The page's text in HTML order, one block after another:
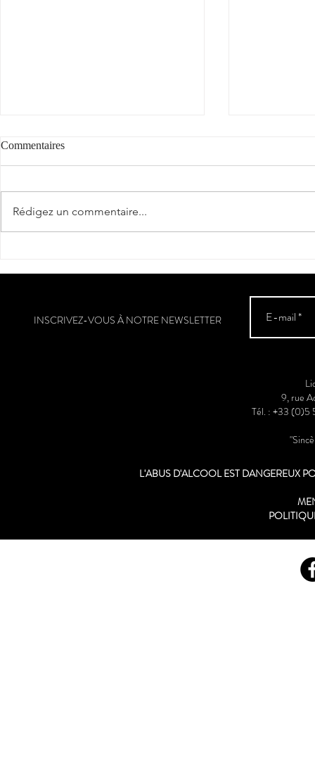
"Cantèra"
Commentaires
Rédigez un commentaire...
INSCRIVEZ-VOUS À NOTRE NEWSLETTER
9, rue
Tél. : +33
L'ABUS D'ALCOOL EST DANGEREUX